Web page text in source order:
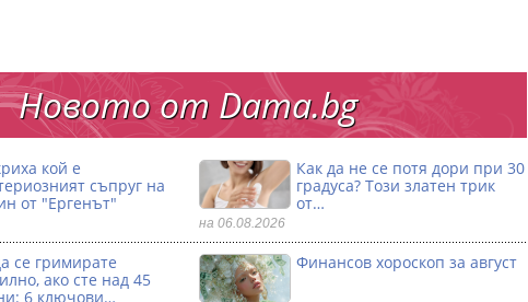
Новото от Dama.bg
кой е
съпруг на
от "Ергенът"
Как да не се потя дори при 30
градуса? Този златен трик
от…
на 06.08.2026
се гримирате
ако сте над 45
6 ключови…
Финансов хороскоп за август